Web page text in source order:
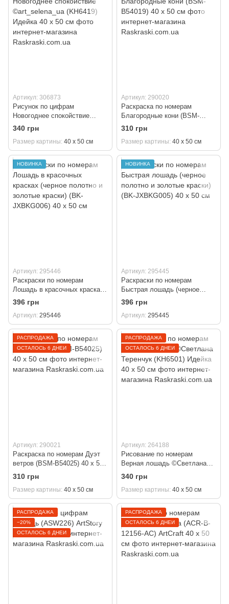
Артикул: 306873
Рисунок по цифрам
Новогоднее спокойствие
©art_selena_ua (KH6419)
Идейка 40 х 50 см
340 грн
Размер картины 40 х 50 см
Артикул: 290020
Раскраска по номерам
Благородные кони (BSM-
B54019) 40 х 50 см
310 грн
Размер картины 40 х 50 см
НОВИНКА
Артикул: 295446
Раскраски по номерам
Лошадь в красочных красках
(черное полотно и золотые
краски) (BK-JXBKG006) 40 х
50 см
396 грн
Артикул 295446
НОВИНКА
Артикул: 295445
Раскраски по номерам
Быстрая лошадь (черное
полотно и золотые краски)
(BK-JXBKG005) 40 х 50 см
396 грн
Артикул 295445
РАСПРОДАЖА
ОСТАЛОСЬ 6 ДНЕЙ
Артикул: 290021
Раскраска по номерам Дуэт
ветров (BSM-B54025) 40 х 50
см
310 грн
Размер картины 40 х 50 см
РАСПРОДАЖА
ОСТАЛОСЬ 6 ДНЕЙ
Артикул: 264188
Рисование по номерам
Верная лошадь ©Светлана
Теренчук (KH6501) Идейка 40
х 50 см
340 грн
Размер картины 40 х 50 см
РАСПРОДАЖА
−20%
ОСТАЛОСЬ 6 ДНЕЙ
РАСПРОДАЖА
ОСТАЛОСЬ 6 ДНЕЙ